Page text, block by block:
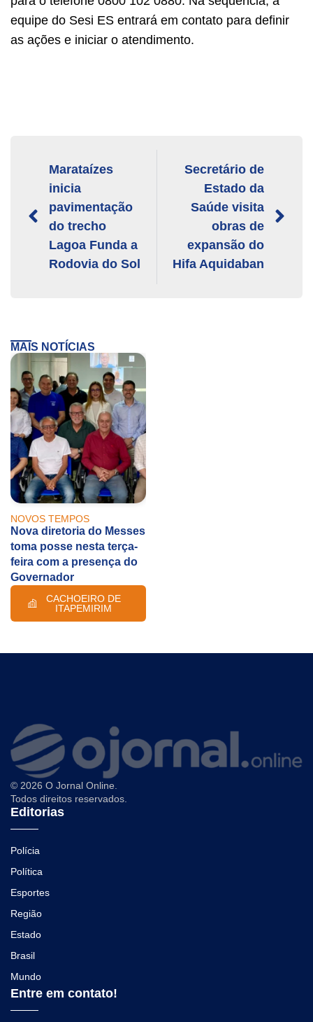
equipe do Sesi ES entrará em contato para definir
as ações e iniciar o atendimento.
Marataízes
inicia
pavimentação
do trecho
Lagoa Funda a
Rodovia do Sol
Secretário de
Estado da
Saúde visita
obras de
expansão do
Hifa Aquidaban
MAIS NOTÍCIAS
NOVOS TEMPOS
Nova diretoria do Messes
toma posse nesta terça-
feira com a presença do
Governador
CACHOEIRO DE
ITAPEMIRIM
© 2026 O Jornal Online.
Todos direitos reservados.
Editorias
Polícia
Política
Esportes
Região
Estado
Brasil
Mundo
Entre em contato!